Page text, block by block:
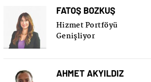
FATOŞ BOZKUŞ
Hizmet Portföyü
Genişliyor
AHMET AKYILDIZ